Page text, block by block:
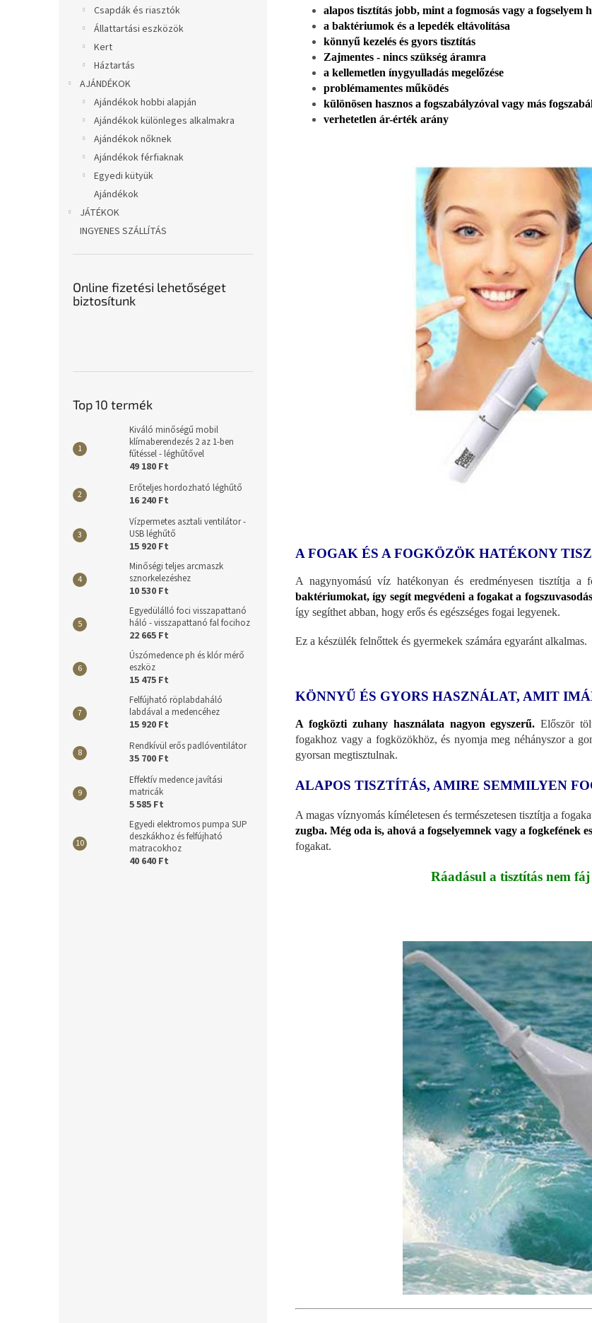
Csapdák és riasztók
Állattartási eszközök
Kert
Háztartás
AJÁNDÉKOK
Ajándékok hobbi alapján
Ajándékok különleges alkalmakra
Ajándékok nőknek
Ajándékok férfiaknak
Egyedi kütyük
Ajándékok
JÁTÉKOK
INGYENES SZÁLLÍTÁS
Online fizetési lehetőséget
biztosítunk
Top 10 termék
Kiváló minőségű mobil
klímaberendezés 2 az 1-ben
fűtéssel - léghűtővel
49 180 Ft
Erőteljes hordozható léghűtő
16 240 Ft
Vízpermetes asztali ventilátor -
USB léghűtő
15 920 Ft
Minőségi teljes arcmaszk
sznorkelezéshez
10 530 Ft
Egyedülálló foci visszapattanó
háló - visszapattanó fal focihoz
22 665 Ft
Úszómedence ph és klór mérő
eszköz
15 475 Ft
Felfújható röplabdaháló
labdával a medencéhez
15 920 Ft
Rendkívül erős padlóventilátor
35 700 Ft
Effektív medence javítási
matricák
5 585 Ft
Egyedi elektromos pumpa SUP
deszkákhoz és felfújható
matracokhoz
40 640 Ft
alapos tisztítás jobb, mint a fogmosás vagy a fogselyem
a baktériumok és a lepedék eltávolítása
könnyű kezelés és gyors tisztítás
Zajmentes - nincs szükség áramra
a kellemetlen ínygyulladás megelőzése
problémamentes működés
különösen hasznos a fogszabályzóval vagy más
verhetetlen ár-érték arány
A FOGAK ÉS A FOGKÖZÖK HATÉKONY
A nagynyomású víz hatékonyan és eredményesen tisztítja a
baktériumokat, így segít megvédeni a fogakat a
így segíthet abban, hogy erős és egészséges fogai legyenek.
Ez a készülék felnőttek és gyermekek számára egyaránt alkalmas.
KÖNNYŰ ÉS GYORS HASZNÁLAT, AMIT
A fogközti zuhany használata nagyon egyszerű. Először
fogakhoz vagy a fogközökhöz, és nyomja meg néhányszor a
gyorsan megtisztulnak.
ALAPOS TISZTÍTÁS, AMIRE SEMMILYEN
A magas víznyomás kíméletesen és természetesen tisztítja a
zugba. Még oda is, ahová a fogselyemnek vagy a fogkefének
fogakat.
Ráadásul a tisztítás nem